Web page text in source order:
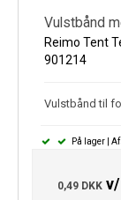
Vulstbånd
Reimo Tent
901214
Vulstbånd til
På lager |
0,49 DKK